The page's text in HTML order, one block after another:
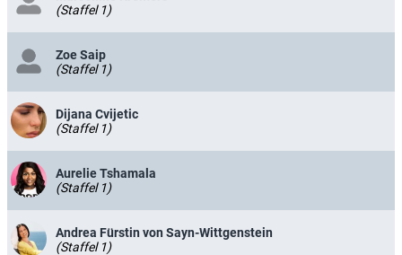
(Staffel 1)
Zoe Saip
(Staffel 1)
Dijana Cvijetic
(Staffel 1)
Aurelie Tshamala
(Staffel 1)
Andrea Fürstin von Sayn-Wittgenstein
(Staffel 1)